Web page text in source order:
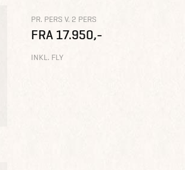
PR. PERS V. 2 PERS
FRA 17.950,-
INKL. FLY